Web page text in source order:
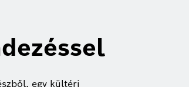
egy kültéri